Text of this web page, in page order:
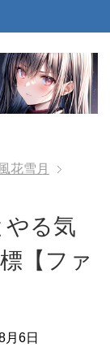
花雪月
やる気
【ファ
月6日